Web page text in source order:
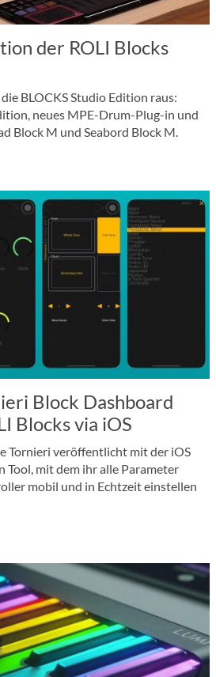
der ROLI Blocks
BLOCKS Studio Edition raus:
neues MPE-Drum-Plug-in und
Block M und Seabord Block M.
Block Dashboard
Blocks via iOS
Tornieri veröffentlicht mit der iOS
Tool, mit dem ihr alle Parameter
mobil und in Echtzeit einstellen